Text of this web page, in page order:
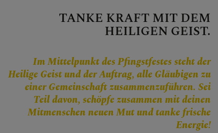
GLAUBEN
Kirche im Dialog
TANKE KRAFT MIT DEM
HEILIGEN GEIST.
Im Mittelpunkt des Pfingstfestes steht der
Heilige Geist und der Auftrag, alle Gläubigen zu
einer Gemeinschaft zusammenzuführen. Sei
Teil davon, schöpfe zusammen mit deinen
Mitmenschen neuen Mut und tanke frische
Energie!